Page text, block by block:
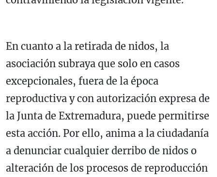
En cuanto a la retirada de nidos, la
asociación subraya que solo en casos
excepcionales, fuera de la época
reproductiva y con autorización expresa de
la Junta de Extremadura, puede permitirse
esta acción. Por ello, anima a la ciudadanía
a denunciar cualquier derribo de nidos o
alteración de los procesos de reproducción